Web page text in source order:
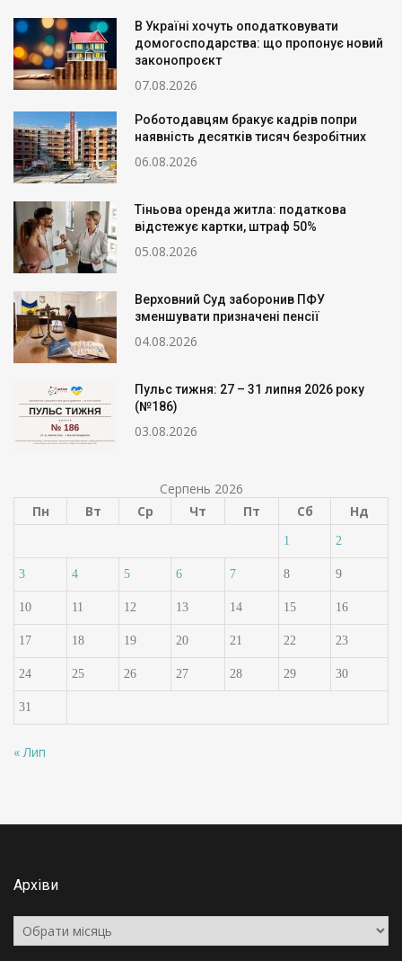
В Україні хочуть оподатковувати
домогосподарства: що пропонує новий
законопроєкт
07.08.2026
Роботодавцям бракує кадрів попри
наявність десятків тисяч безробітних
06.08.2026
Тіньова оренда житла: податкова
відстежує картки, штраф 50%
05.08.2026
Верховний Суд заборонив ПФУ
зменшувати призначені пенсії
04.08.2026
Пульс тижня: 27 – 31 липня 2026 року
(№186)
03.08.2026
Серпень 2026
Пн
Вт Ср Чт Пт Сб Нд
1 2
3 4 5 6 7 8 9
10 11 12 13 14 15 16
17 18 19 20 21 22 23
24 25 26 27 28 29 30
31
« Лип
Архіви
Архіви